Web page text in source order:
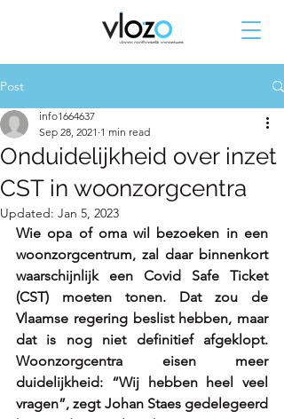
Post
Onduidelijkheid over inzet
CST in woonzorgcentra
info1664637
Sep 28, 2021 1 min read
Updated: Jan 5, 2023
Wie opa of oma wil bezoeken in een
woonzorgcentrum, zal daar binnenkort
waarschijnlijk een Covid Safe Ticket
(CST) moeten tonen. Dat zou de
Vlaamse regering beslist hebben, maar
dat is nog niet definitief afgeklopt.
Woonzorgcentra eisen meer
duidelijkheid: “Wij hebben heel veel
vragen”, zegt Johan Staes gedelegeerd